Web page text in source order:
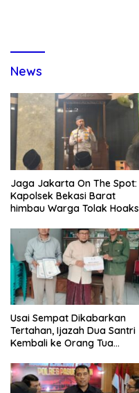
News
Jaga Jakarta On The Spot:
Kapolsek Bekasi Barat
himbau Warga Tolak Hoaks
Sholat Jumat
Usai Sempat Dikabarkan
Tertahan, Ijazah Dua Santri
Kembali ke Orang Tua